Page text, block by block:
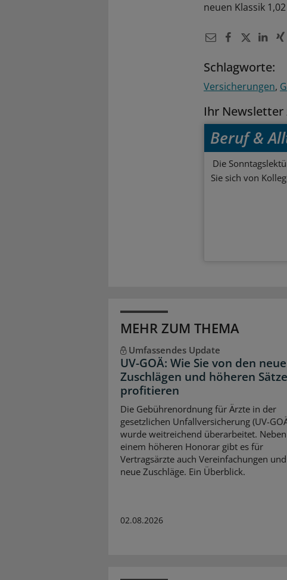
neuen Klassik
Schlagworte:
Versicherungen
Ihr Newsletter
Beruf &
Die
Sie sich von
MEHR ZUM THEMA
Umfassendes Update
UV-GOÄ: Wie Sie von den
Zuschlägen und höheren
profitieren
Die Gebührenordnung für Ärzte in der
gesetzlichen Unfallversicherung (UV-
wurde weitreichend überarbeitet. Neben
einem höheren Honorar gibt es für
Vertragsärzte auch Vereinfachungen und
neue Zuschläge. Ein Überblick.
02.08.2026